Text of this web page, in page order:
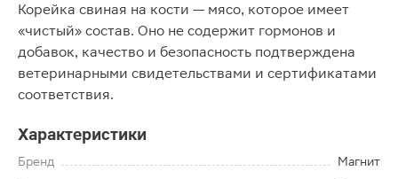
Корейка свиная на кости — мясо, которое имеет
«чистый» состав. Оно не содержит гормонов и
добавок, качество и безопасность подтверждена
ветеринарными свидетельствами и сертификатами
соответствия.
Характеристики
Бренд
Магнит